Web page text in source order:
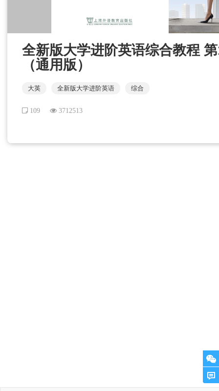
全新版大学进阶英语综合教程
（通用版）
大英 全新版大学进阶英语 综合
109 3712513